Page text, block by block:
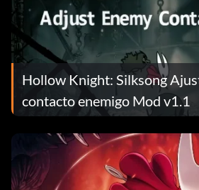
Hollow Knight: Silksong
contacto enemigo Mod v1.1